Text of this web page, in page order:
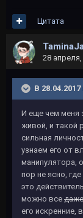
Цитата
28
В 28.04.2017
И еще чем меня
живой, и такой
сильная
узнаем его от
манипулятора,
пор не ясно,
это
можно все
его искренние,